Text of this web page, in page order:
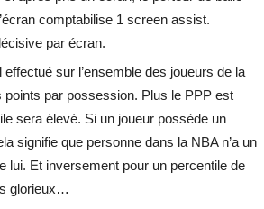
comptabilise 1 screen assist.
par écran.
sur l’ensemble des joueurs de la
points par possession. Plus le PPP est
sera élevé. Si un joueur possède un
signifie que personne dans la NBA n’a un
lui. Et inversement pour un percentile de
glorieux…